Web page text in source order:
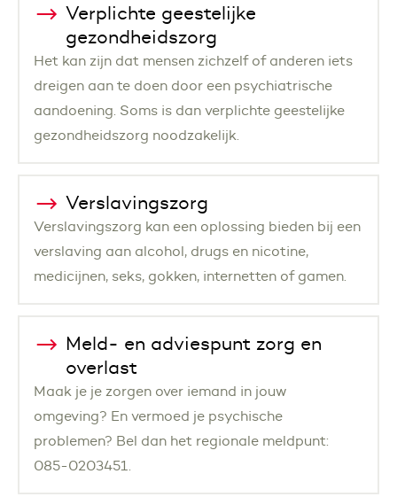
Verplichte geestelijke
gezondheidszorg
Het kan zijn dat mensen zichzelf of anderen iets
dreigen aan te doen door een psychiatrische
aandoening. Soms is dan verplichte geestelijke
gezondheidszorg noodzakelijk.
Verslavingszorg
Verslavingszorg kan een oplossing bieden bij een
verslaving aan alcohol, drugs en nicotine,
medicijnen, seks, gokken, internetten of gamen.
Meld- en adviespunt zorg en
overlast
Maak je je zorgen over iemand in jouw
omgeving? En vermoed je psychische
problemen? Bel dan het regionale meldpunt:
085-0203451.